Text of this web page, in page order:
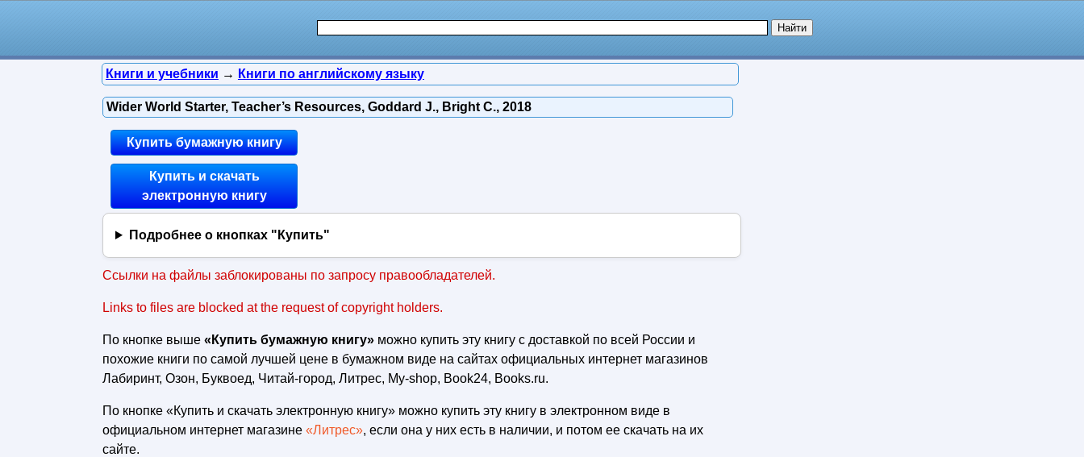
Книги и учебники → Книги по английскому языку
Wider World Starter, Teacher’s Resources, Goddard J., Bright C., 2018
Купить бумажную книгу
Купить и скачать
электронную книгу
Подробнее о кнопках "Купить"
Ссылки на файлы заблокированы по запросу правообладателей.
Links to files are blocked at the request of copyright holders.
По кнопке выше «Купить бумажную книгу» можно купить эту книгу с доставкой по всей России и
похожие книги по самой лучшей цене в бумажном виде на сайтах официальных интернет магазинов
Лабиринт, Озон, Буквоед, Читай-город, Литрес, My-shop, Book24, Books.ru.
По кнопке «Купить и скачать электронную книгу» можно купить эту книгу в электронном виде в
официальном интернет магазине «Литрес», если она у них есть в наличии, и потом ее скачать на их
сайте.